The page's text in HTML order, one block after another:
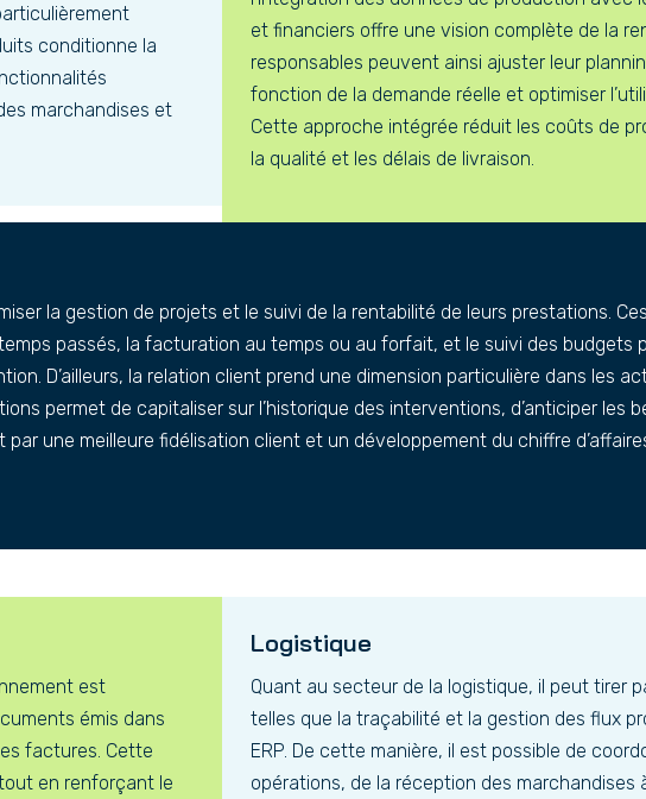
conditionne la
marchandises et
et financiers offre une vision complète de la
responsables peuvent ainsi ajuster leur
fonction de la demande réelle et optimiser
Cette approche intégrée réduit les coûts de
la qualité et les délais de livraison.
la gestion de projets et le suivi de la rentabilité de leurs prestations.
passés, la facturation au temps ou au forfait, et le suivi des budgets
D’ailleurs, la relation client prend une dimension particulière dans les
permet de capitaliser sur l’historique des interventions, d’anticiper les
une meilleure fidélisation client et un développement du chiffre
est
émis dans
factures. Cette
en renforçant le
Logistique
Quant au secteur de la logistique, il peut tirer
telles que la traçabilité et la gestion des flux
ERP. De cette manière, il est possible de
opérations, de la réception des marchandises